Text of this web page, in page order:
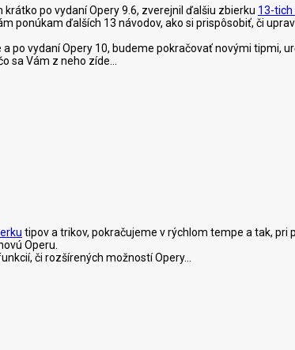
krátko po vydaní Opery 9.6, zverejnil ďalšiu zbierku 13-tich
ponúkam ďalších 13 návodov, ako si prispôsobiť, či
po vydaní Opery 10, budeme pokračovať novými tipmi,
sa Vám z neho zíde...
tipov a trikov, pokračujeme v rýchlom tempe a tak, pri
Operu.
či rozšírených možností Opery...